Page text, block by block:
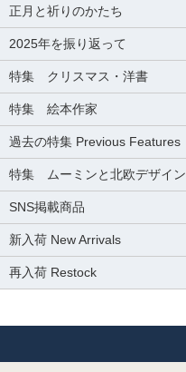
正月と祈りのかたち
2025年を振り返って
特集 クリスマス・洋書
特集 絵本作家
過去の特集 Previous Features
特集 ムーミンと北欧デザイン
SNS掲載商品
新入荷 New Arrivals
再入荷 Restock